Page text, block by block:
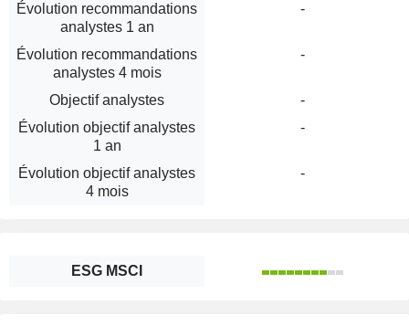
Évolution recommandations
analystes 1 an
-
Évolution recommandations
analystes 4 mois
-
Objectif analystes
-
Évolution objectif analystes
1 an
-
Évolution objectif analystes
4 mois
-
ESG MSCI